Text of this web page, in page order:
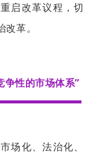
启改革议程，切
革。
争性的市场体系”
场化、法治化、